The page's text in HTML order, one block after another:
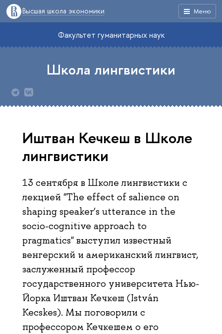
Меню
Высшая школа экономики
Факультет гуманитарных наук
Школа лингвистики
Иштван Кечкеш в Школе
лингвистики
13 сентября в Школе лингвистики с
лекцией "The effect of salience on
shaping speaker’s utterance in the
socio-cognitive approach to
pragmatics" выступил известный
венгерский и американский лингвист,
заслуженный профессор
государственного университета Нью-
Йорка Иштван Кечкеш (István
Kecskes). Мы поговорили с
профессором Кечкешем о его